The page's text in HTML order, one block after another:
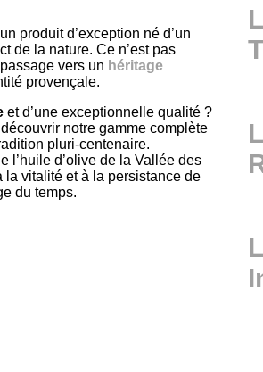
produit d’exception né d’un
de la nature. Ce n’est pas
vers un héritage
provençale.
et d’une exceptionnelle qualité ?
notre gamme complète
pluri-centenaire.
l’huile d’olive de la Vallée des
la vitalité et à la persistance de
du temps.